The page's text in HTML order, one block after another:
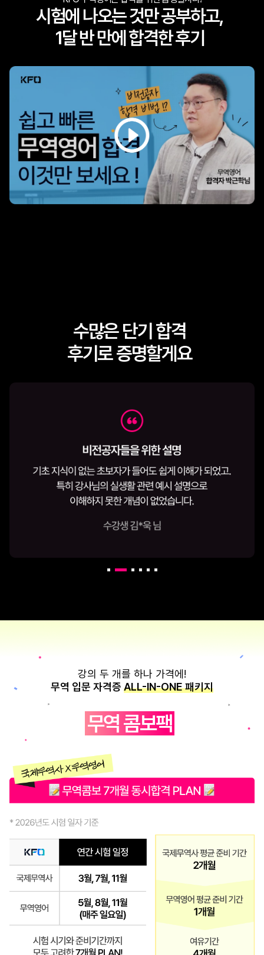
시험에 나오는 것만 공부하고,
1달 반 만에 합격한 후기
수많은 단기 합격
후기로 증명할게요
강의 두 개를 하나 가격에!
무역 입문 자격증 ALL-IN-ONE 패키지
무역 콤보팩